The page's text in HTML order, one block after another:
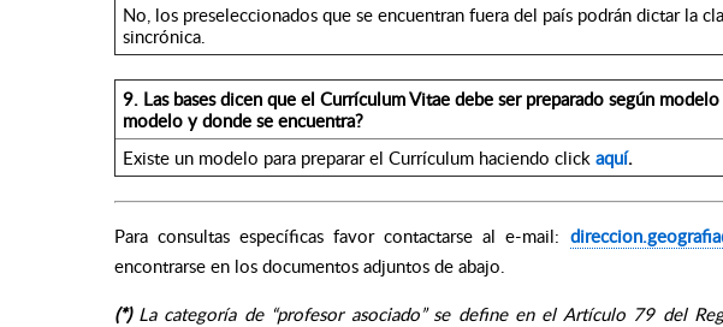
No, los preseleccionados que se encuentran fuera del país podrán dictar la
sincrónica.
9. Las bases dicen que el Currículum Vitae debe ser preparado según
modelo y donde se encuentra?
Existe un modelo para preparar el Currículum haciendo click aquí.
Para consultas específicas favor contactarse al e-mail:
encontrarse en los documentos adjuntos de abajo.
(*) La categoría de “profesor asociado” se define en el Artículo 79 del